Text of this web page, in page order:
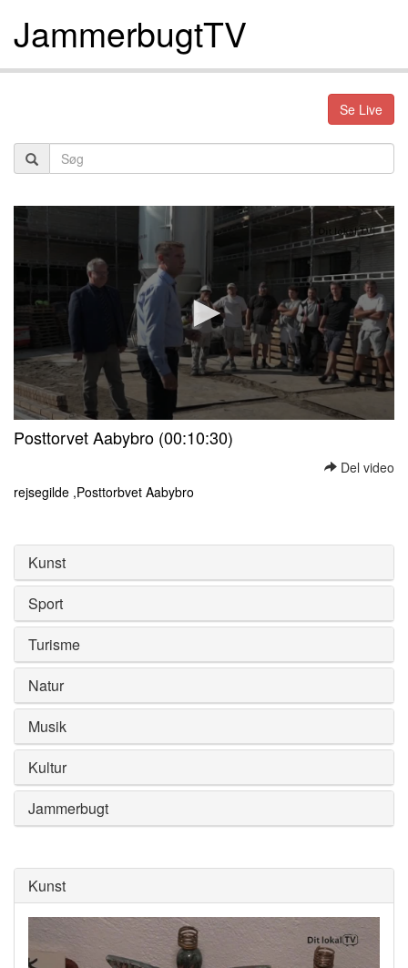
JammerbugtTV
Se Live
seconds
seconds
Posttorvet Aabybro (00:10:30)
Del video
rejsegilde ,Posttorbvet Aabybro
of
seconds
Kunst
Sport
Turisme
Natur
Musik
Kultur
Jammerbugt
Kunst